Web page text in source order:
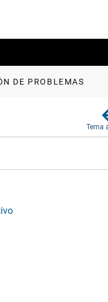
DE PROBLEMAS
Tema